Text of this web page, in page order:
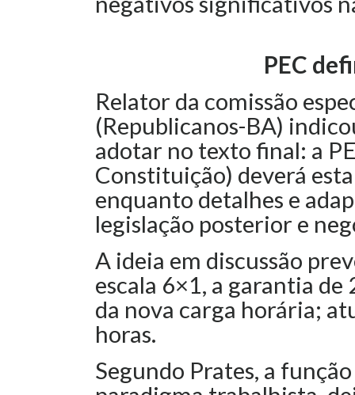
PEC
Relator da comissão
(Republicanos-BA)
adotar no texto final: a
Constituição) deverá
enquanto detalhes e
legislação posterior e
A ideia em discussão
escala 6×1, a garantia de
da nova carga horária;
horas.
Segundo Prates, a